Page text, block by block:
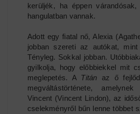
kerüljék, ha éppen
hangulatban vannak.
Adott egy fiatal nő, Alexia
jobban szereti az autókat,
Tényleg. Sokkal jobban.
gyilkolja, hogy előbbiekkel mit
meglepetés. A Titán az ő
megváltástörténete,
Vincent (Vincent Lindon), az
cselekményről bűn lenne többet